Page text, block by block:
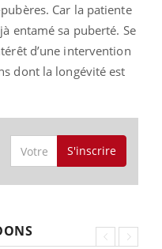
Car la patiente
entamé sa puberté. Se
d’une intervention
dont la longévité est
S'inscrire